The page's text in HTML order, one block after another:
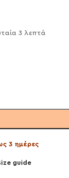
3 λεπτά
3 ημέρες
guide